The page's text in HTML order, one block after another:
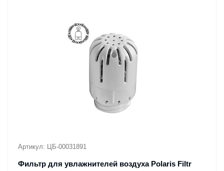
Артикул: ЦБ-00031891
Фильтр для увлажнителей воздуха Polaris Filtr